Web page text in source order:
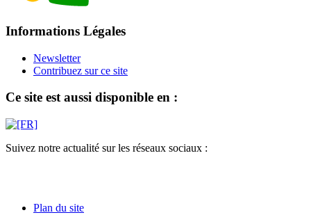
Informations Légales
Newsletter
Contribuez sur ce site
Ce site est aussi disponible en :
Suivez notre actualité sur les réseaux sociaux :
Plan du site